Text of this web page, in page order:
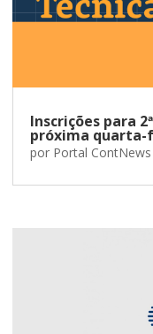
Inscrições para
próxima quarta-
por Portal ContNews